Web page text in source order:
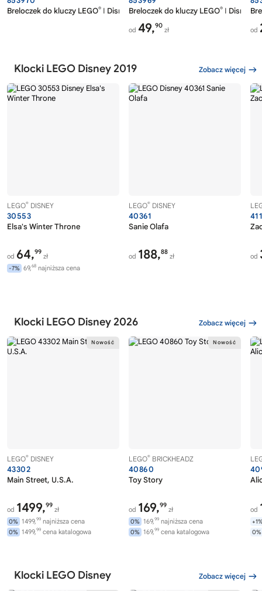
Breloczek do kluczy LEGO® ǀ Disney z Olafem z filmu „Kraina Lodu 2”
Breloczek do kluczy LEGO® ǀ Disney
od 49,90
zł od
Klocki LEGO Disney 2019 Zobacz więcej
LEGO® DISNEY
30553
Elsa's Winter Throne
od 64,99
zł
-7% 69,68 najniższa cena
LEGO® DISNEY
40361
Sanie Olafa
od 188,88
zł od
Klocki LEGO Disney 2026 Zobacz więcej
LEGO® DISNEY
43302
Main Street, U.S.A.
od 1499,99
zł
0% 1499,99 najniższa cena
0% 1499,99 cena katalogowa
LEGO® BRICKHEADZ
40860
Toy Story
od 169,99
zł
0% 169,99 najniższa cena
0% 169,99 cena katalogowa
od
0%
Klocki LEGO Disney Zobacz więcej